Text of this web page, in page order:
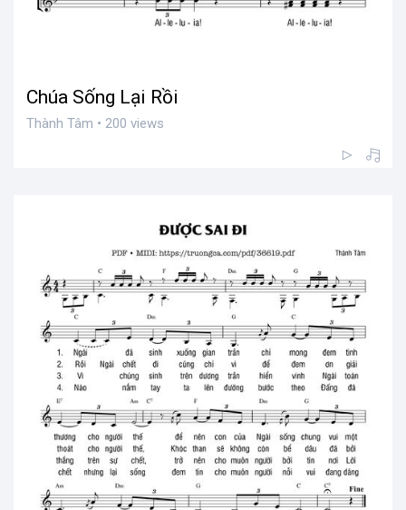
Chúa Sống Lại Rồi
Thành Tâm • 200 views